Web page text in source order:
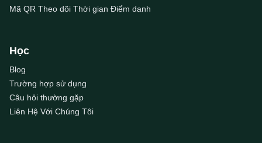
Mã QR Theo dõi Thời gian Điểm danh
Học
Blog
Trường hợp sử dụng
Câu hỏi thường gặp
Liên Hệ Với Chúng Tôi